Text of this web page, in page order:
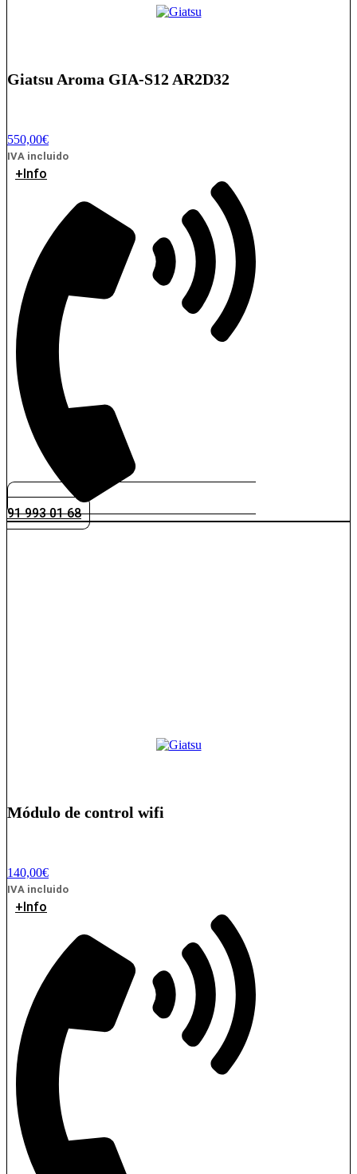
Giatsu Aroma GIA-S12 AR2D32
550,00€
IVA incluido
+Info
91 993 01 68
Módulo de control wifi
140,00€
IVA incluido
+Info